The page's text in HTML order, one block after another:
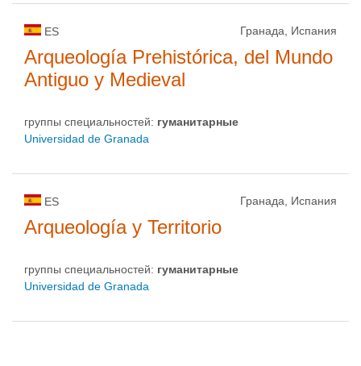
ES Гранада, Испания
Arqueología Prehistórica, del Mundo
Antiguo y Medieval
группы специальностей: гуманитарные
Universidad de Granada
ES Гранада, Испания
Arqueología y Territorio
группы специальностей: гуманитарные
Universidad de Granada